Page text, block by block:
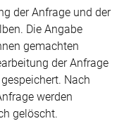
der Anfrage und der
Die Angabe
gemachten
der Anfrage
Nach
werden
gelöscht.